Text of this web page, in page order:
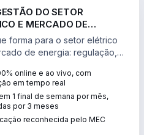
DO SETOR
E MERCADO DE
forma para o setor elétrico
de energia: regulação,
e revisão tarifária.
online e ao vivo, com
em tempo real
1 final de semana por mês,
por 3 meses
reconhecida pelo MEC